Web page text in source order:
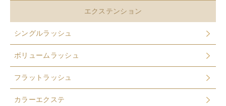
エクステンション
シングルラッシュ
ボリュームラッシュ
フラットラッシュ
カラーエクステ